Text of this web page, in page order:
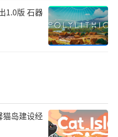
火爆开启！六职业再聚
黄鹏 CG001）
1.0版 石器
猫岛建设经